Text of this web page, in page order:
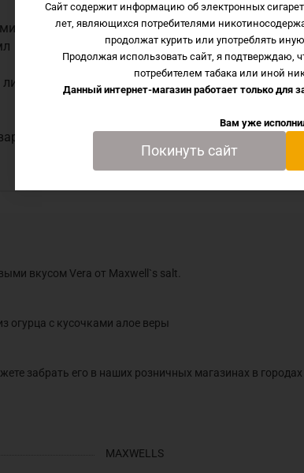
с новыми вкусом Vera от Maxwell`s salt.
из огурца с кусочками алое веры
вы сможете забрать его в наших розничных
вкусом Vera от Maxwell`s salt.
огурца с кусочками алое веры
забрать его в наших розничных магазинах в
MAXWELLS
Сайт содержит информацию об электронных
лет, являющихся потребителями
продолжат курить или употреблять
Продолжая использовать сайт, я подтверждаю,
потребителем табака или иной
Данный интернет-магазин работает только для
Вам уже
Покинуть сайт